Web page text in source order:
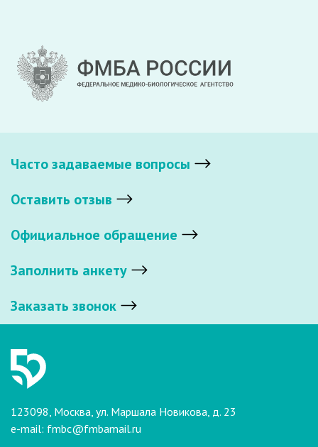
Часто задаваемые вопросы
Оставить отзыв
Официальное обращение
Заполнить анкету
Заказать звонок
123098, Москва, ул. Маршала Новикова, д. 23
e-mail: fmbc@fmbamail.ru